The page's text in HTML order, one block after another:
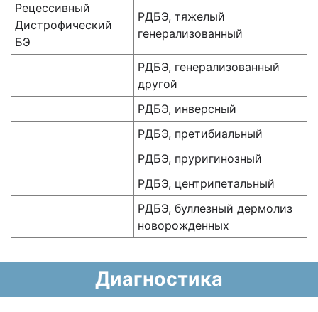
Рецессивный
Дистрофический
БЭ
РДБЭ, тяжелый
генерализованный
РДБЭ, генерализованный
другой
РДБЭ, инверсный
РДБЭ, претибиальный
РДБЭ, пруригинозный
РДБЭ, центрипетальный
РДБЭ, буллезный дермолиз
новорожденных
Диагностика